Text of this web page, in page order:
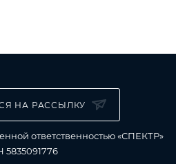
НА РАССЫЛКУ
ответственностью «СПЕКТР»